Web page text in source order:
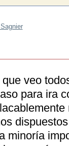
veo
para ira
minoría